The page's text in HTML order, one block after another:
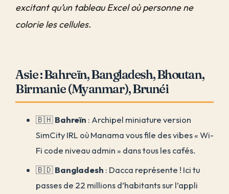
excitant qu’un tableau Excel où personne ne
colorie les cellules.
Asie : Bahreïn, Bangladesh, Bhoutan,
Birmanie (Myanmar), Brunéi
🇧🇭Bahreïn : Archipel miniature version
SimCity IRL où Manama vous file des vibes « Wi-
Fi code niveau admin » dans tous les cafés.
🇧🇩Bangladesh : Dacca représente ! Ici tu
passes de 22 millions d’habitants sur l’appli